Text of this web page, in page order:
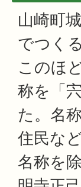
山崎町
でつく
このほ
称を「
た。名
住民な
名称を